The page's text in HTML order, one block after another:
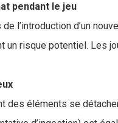
pendant le jeu
l’introduction d’un
un risque potentiel. Les
des éléments se